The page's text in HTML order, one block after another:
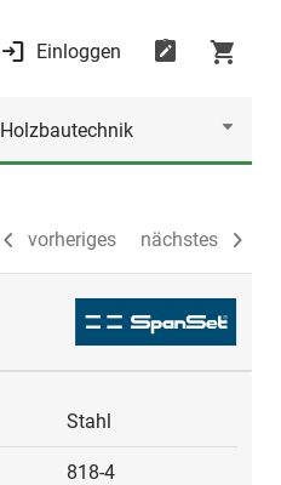
Einloggen
Holzbautechnik
vorheriges nächstes
vorheriges nächstes
Stahl
818-4